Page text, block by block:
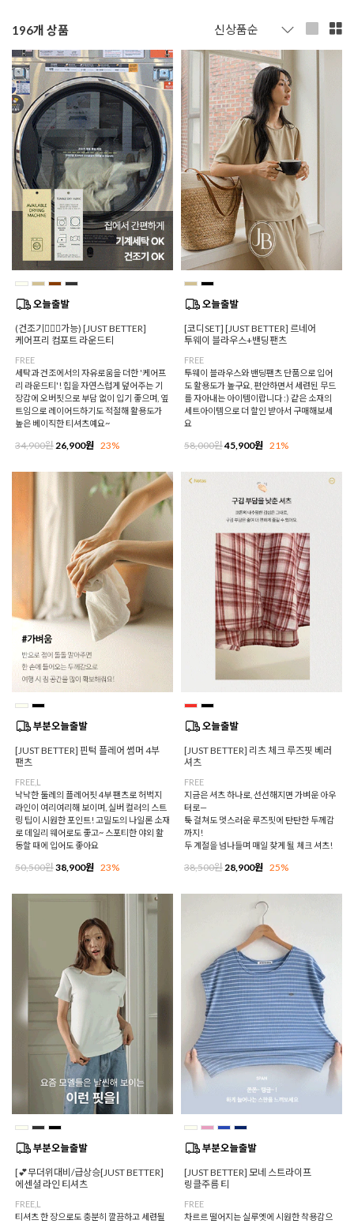
196개 상품
(건조기🙆🏻‍♀️가능) [JUST BETTER]
케어프리 컴포트 라운드티
FREE
세탁과 건조에서의 자유로움을 더한 '케어프
리 라운드티'! 힙을 자연스럽게 덮어주는 기
장감에 오버핏으로 부담 없이 입기 좋으며, 옆
트임으로 레이어드하기도 적절해 활용도가
높은 베이직한 티셔츠예요~
34,900원 26,900원 23%
[코디SET] [JUST BETTER] 르네어
투웨이 블라우스+밴딩팬츠
FREE
투웨이 블라우스와 밴딩팬츠 단품으로 입어
도 활용도가 높구요, 편안하면서 세련된 무드
를 자아내는 아이템이랍니다 :) 같은 소재의
세트아이템으로 더 할인 받아서 구매해보세
요
58,000원45,900원 21%
[JUST BETTER] 핀턱 플레어 썸머 4부
팬츠
FREE,L
낙낙한 둘레의 플레어핏 4부 팬츠로 허벅지
라인이 여리여리해 보이며, 실버 컬러의 스트
링 팁이 시원한 포인트! 고밀도의 나일론 소재
로 데일리 웨어로도 좋고~ 스포티한 야외 활
동할 때에 입어도 좋아요
50,500원38,900원 23%
[JUST BETTER] 리츠 체크 루즈핏 베러
셔츠
FREE
지금은 셔츠 하나로, 선선해지면 가벼운 아우
터로—
툭 걸쳐도 멋스러운 루즈핏에 탄탄한 두께감
까지!
두 계절을 넘나들며 매일 찾게 될 체크 셔츠!
38,500원 28,900원 25%
[💕무더위대비/급상승[JUST BETTER]
에센셜 라인 티셔츠
FREE,L
티셔츠 한 장으로도 충분히 깔끔하고 세련될
[JUST BETTER] 모네 스트라이프
링클주름 티
FREE
차르르 떨어지는 실루엣에 시원한 착용감으